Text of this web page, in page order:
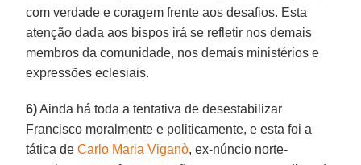
com verdade e coragem frente aos desafios. Esta
atenção dada aos bispos irá se refletir nos demais
membros da comunidade, nos demais ministérios e
expressões eclesiais.
6)Ainda há toda a tentativa de desestabilizar
Francisco moralmente e politicamente, e esta foi a
tática deCarlo Maria Viganò, ex-núncio norte-